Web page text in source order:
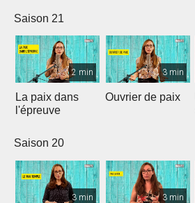
Saison 21
2 min
La paix dans
l'épreuve
3 min
Ouvrier de paix
Saison 20
3 min 3 min